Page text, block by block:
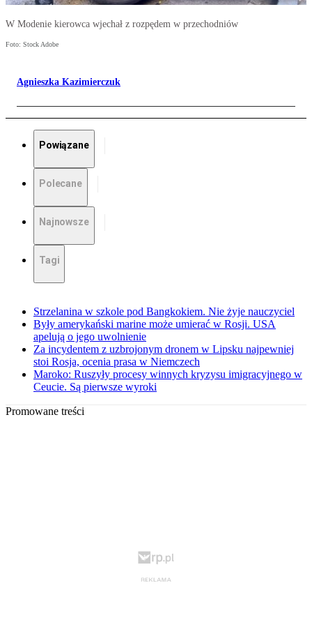
W Modenie kierowca wjechał z rozpędem w przechodniów
Foto: Stock Adobe
Agnieszka Kazimierczuk
Powiązane
Polecane
Najnowsze
Tagi
Strzelanina w szkole pod Bangkokiem. Nie żyje nauczyciel
Były amerykański marine może umierać w Rosji. USA
apelują o jego uwolnienie
Za incydentem z uzbrojonym dronem w Lipsku najpewniej
stoi Rosja, ocenia prasa w Niemczech
Maroko: Ruszyły procesy winnych kryzysu imigracyjnego w
Ceucie. Są pierwsze wyroki
Promowane treści